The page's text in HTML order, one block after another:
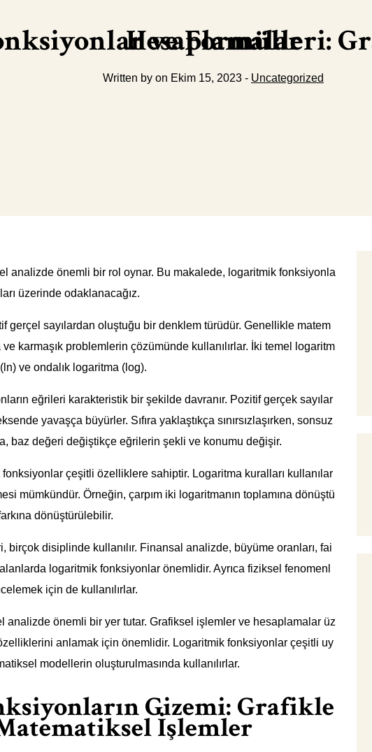
Logaritmik Fonksiyonlar ve Formülleri: Grafiksel İşlemler ve Hesaplamalar
Written by on Ekim 15, 2023 - Uncategorized
analizde önemli bir rol oynar. Bu makalede, logaritmik fonksiyonla
üzerinde odaklanacağız.
gerçel sayılardan oluştuğu bir denklem türüdür. Genellikle matem
karmaşık problemlerin çözümünde kullanılırlar. İki temel logaritm
ve ondalık logaritma (log).
eğrileri karakteristik bir şekilde davranır. Pozitif gerçek sayılar
yavaşça büyürler. Sıfıra yaklaştıkça sınırsızlaşırken, sonsuz
baz değeri değiştikçe eğrilerin şekli ve konumu değişir.
çeşitli özelliklere sahiptir. Logaritma kuralları kullanılar
mümkündür. Örneğin, çarpım iki logaritmanın toplamına dönüştü
dönüştürülebilir.
birçok disiplinde kullanılır. Finansal analizde, büyüme oranları, fai
logaritmik fonksiyonlar önemlidir. Ayrıca fiziksel fenomenl
için de kullanılırlar.
analizde önemli bir yer tutar. Grafiksel işlemler ve hesaplamalar üz
anlamak için önemlidir. Logaritmik fonksiyonlar çeşitli uy
modellerin oluşturulmasında kullanılırlar.
Gizemi: Grafikle
İşlemler